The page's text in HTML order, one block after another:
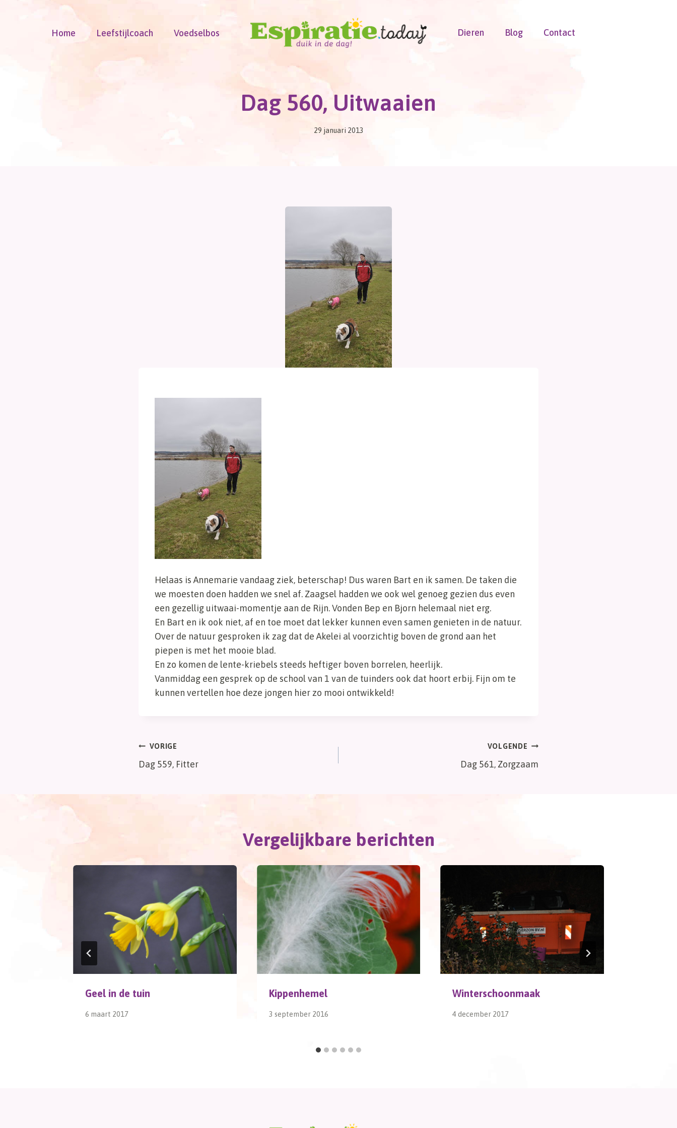
Home Leefstijlcoach Voedselbos Dieren Blog Contact
Dag 560, Uitwaaien
29 januari 2013
Helaas is Annemarie vandaag ziek, beterschap! Dus waren Bart en ik samen. De taken die
we moesten doen hadden we snel af. Zaagsel hadden we ook wel genoeg gezien dus even
een gezellig uitwaai-momentje aan de Rijn. Vonden Bep en Bjorn helemaal niet erg.
En Bart en ik ook niet, af en toe moet dat lekker kunnen even samen genieten in de natuur.
Over de natuur gesproken ik zag dat de Akelei al voorzichtig boven de grond aan het
piepen is met het mooie blad.
En zo komen de lente-kriebels steeds heftiger boven borrelen, heerlijk.
Vanmiddag een gesprek op de school van 1 van de tuinders ook dat hoort erbij. Fijn om te
kunnen vertellen hoe deze jongen hier zo mooi ontwikkeld!
Bericht
VORIGE
Dag 559, Fitter
VOLGENDE
Dag 561, Zorgzaam
Vergelijkbare berichten
Geel in de tuin
6 maart 2017
Kippenhemel
3 september 2016
Winterschoonmaak
4 december 2017